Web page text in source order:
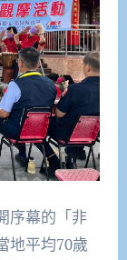
序幕的「非
地平均70歲